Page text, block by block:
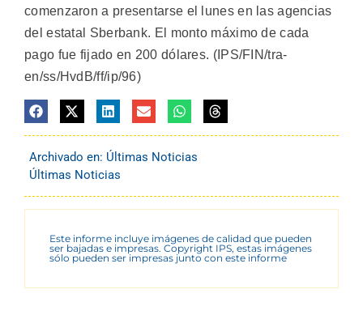
comenzaron a presentarse el lunes en las agencias
del estatal Sberbank. El monto máximo de cada
pago fue fijado en 200 dólares. (IPS/FIN/tra-
en/ss/HvdB/ff/ip/96)
Archivado en: Últimas Noticias
Últimas Noticias
Este informe incluye imágenes de calidad que pueden
ser bajadas e impresas. Copyright IPS, estas imágenes
sólo pueden ser impresas junto con este informe